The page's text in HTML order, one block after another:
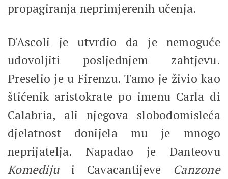
propagiranja neprimjerenih učenja.
D'Ascoli je utvrdio da je nemoguće
udovoljiti posljednjem zahtjevu.
Preselio je u Firenzu. Tamo je živio kao
štićenik aristokrate po imenu Carla di
Calabria, ali njegova slobodomisleća
djelatnost donijela mu je mnogo
neprijatelja. Napadao je Danteovu
Komediju i Cavacantijeve Canzone